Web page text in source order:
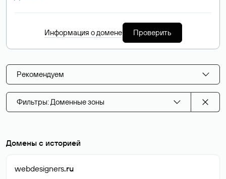
Информация о домене Проверить
Рекомендуем
Фильтры: Доменные зоны
Домены с историей
webdesigners.ru